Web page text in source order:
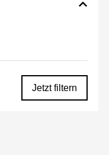
Jetzt filtern